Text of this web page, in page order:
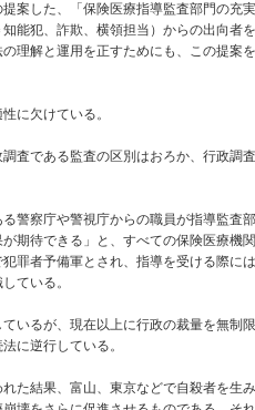
案した、「保険医療指導監査部門の充
能犯、詐欺、横領担当）からの出向者
理解と運用を正すためにも、この提案
に欠けている。
である監査の区別はおろか、行政調
察庁や警視庁からの職員が指導監査
期待できる」と、すべての保険医療機
罪者予備軍とされ、指導を受ける際に
ている。
るが、現在以上に行政の裁量を無制
に逆行している。
た結果、富山、東京などで自殺者を生